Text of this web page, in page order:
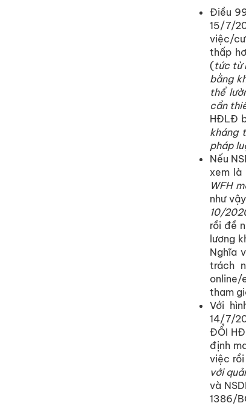
Điều
15/7/
việc/cư
thấp
(tức từ
bằng
thể
cần
HĐLĐ
kháng
pháp
Nếu
xem là
WFH
như
10/
rồi đề
lương
Nghĩa
trách
online/
tham
Với
14/7/
ĐỔI
định
việc
với
và
1386/